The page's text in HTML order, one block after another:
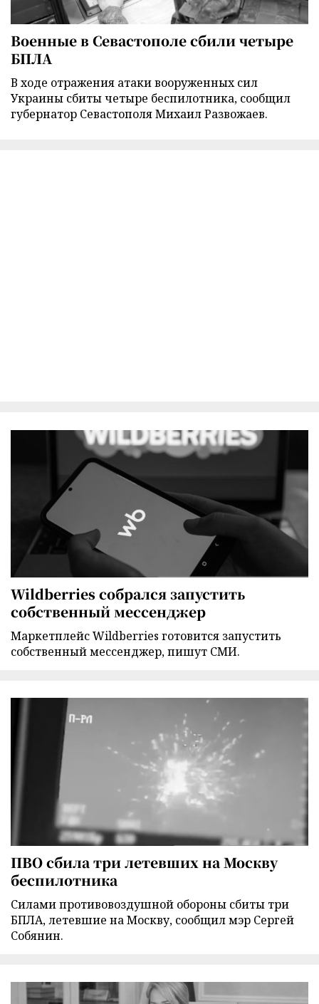
Военные в Севастополе сбили четыре
БПЛА
В ходе отражения атаки вооруженных сил
Украины сбиты четыре беспилотника, сообщил
губернатор Севастополя Михаил Развожаев.
Wildberries собрался запустить
собственный мессенджер
Маркетплейс Wildberries готовится запустить
собственный мессенджер, пишут СМИ.
ПВО сбила три летевших на Москву
беспилотника
Силами противовоздушной обороны сбиты три
БПЛА, летевшие на Москву, сообщил мэр Сергей
Собянин.